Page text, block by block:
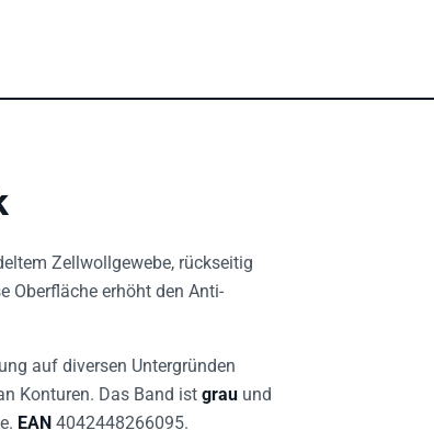
Zellwollgewebe, rückseitig
Oberfläche erhöht den Anti-
auf diversen Untergründen
Konturen. Das Band ist grau und
EAN 4042448266095.